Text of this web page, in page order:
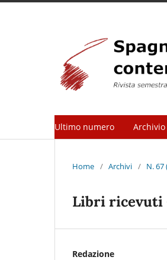
Ultimo numero Archivio
Home / Archivi / N. 67
Libri ricevuti
Redazione